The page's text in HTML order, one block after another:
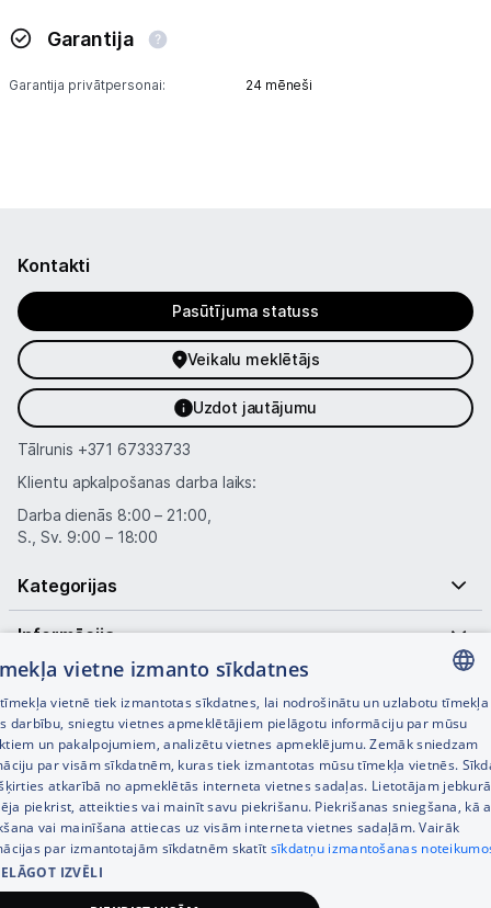
Garantija
Garantija privātpersonai: 24 mēneši
Kontakti
Pasūtījuma statuss
Veikalu meklētājs
Uzdot jautājumu
Tālrunis +371 67333733
Klientu apkalpošanas darba laiks:
Darba dienās 8:00 – 21:00,
S., Sv. 9:00 – 18:00
Kategorijas
Informācija
Noderīgas saites
© SIA Tet 2026 -
LATVIAN
RUSSIAN
ENGLISH
vietne izmanto sīkdatnes
vietnē tiek izmantotas sīkdatnes, lai nodrošinātu un uzlabotu tīmekļa
darbību, sniegtu vietnes apmeklētājiem pielāgotu informāciju par mūsu
un pakalpojumiem, analizētu vietnes apmeklējumu. Zemāk sniedzam
par visām sīkdatnēm, kuras tiek izmantotas mūsu tīmekļa vietnēs.
atkarībā no apmeklētās interneta vietnes sadaļas. Lietotājam
piekrist, atteikties vai mainīt savu piekrišanu. Piekrišanas sniegšana, kā
vai mainīšana attiecas uz visām interneta vietnes sadaļām. Vairāk
par izmantotajām sīkdatnēm skatīt sīkdatņu izmantošanas
IZVĒLI